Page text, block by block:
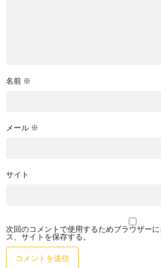
名前 ※
メール ※
サイト
次回のコメントで使用するためブラウザー
ス、サイトを保存する。